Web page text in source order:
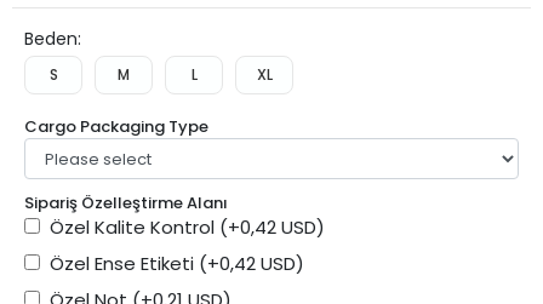
Beden:
S M L XL
Cargo Packaging Type
Sipariş Özelleştirme Alanı
Özel Kalite Kontrol (+0,42 USD)
Özel Ense Etiketi (+0,42 USD)